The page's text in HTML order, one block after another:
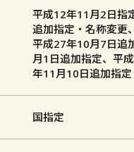
平成12年11月2日指
追加指定・名称変更
平成27年10月7日追
月1日追加指定、平
年11月10日追加指定
国指定